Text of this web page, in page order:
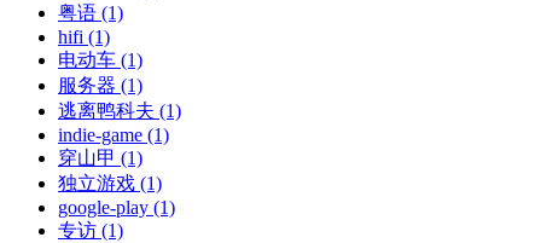
粤语 (1)
hifi (1)
电动车 (1)
服务器 (1)
逃离鸭科夫 (1)
indie-game (1)
穿山甲 (1)
独立游戏 (1)
google-play (1)
专访 (1)